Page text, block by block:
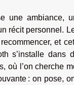
une ambiance,
récit personnel.
et
s’installe dans
où l’on cherche
: on pose,